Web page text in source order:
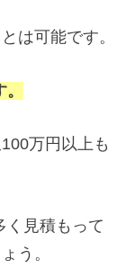
は可能です。
万円以上も
く見積もって
う。